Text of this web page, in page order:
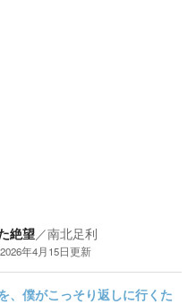
絶望／南北足利
2026年4月15日更新
、僕がこっそり返しに行くた